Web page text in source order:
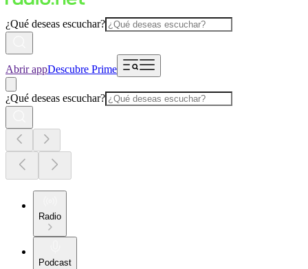
¿Qué deseas escuchar?
Abrir appDescubre Prime
¿Qué deseas escuchar?
Radio
Podcast